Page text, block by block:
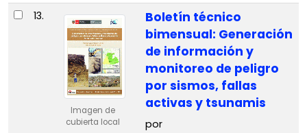
13.
Imagen de
cubierta local
Boletín técnico
bimensual: Generación
de información y
monitoreo de peligro
por sismos, fallas
activas y tsunamis
por